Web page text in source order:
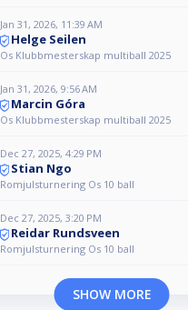
Jan 31, 2026, 11:39 AM
Helge Seilen
Os Klubbmesterskap multiball 2025
Jan 31, 2026, 9:56 AM
Marcin Góra
Os Klubbmesterskap multiball 2025
Dec 27, 2025, 4:29 PM
Stian Ngo
Romjulsturnering Os 10 ball
Dec 27, 2025, 3:20 PM
Reidar Rundsveen
Romjulsturnering Os 10 ball
SHOW MORE